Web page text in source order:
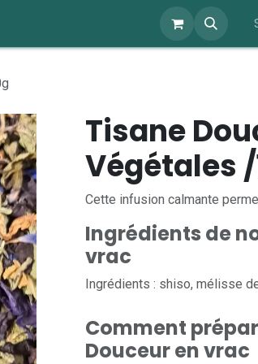
Tisane
Végétales
Cette infusion calmante
Ingrédients de
vrac
Ingrédients : shiso, mélisse
Comment
Douceur en vrac